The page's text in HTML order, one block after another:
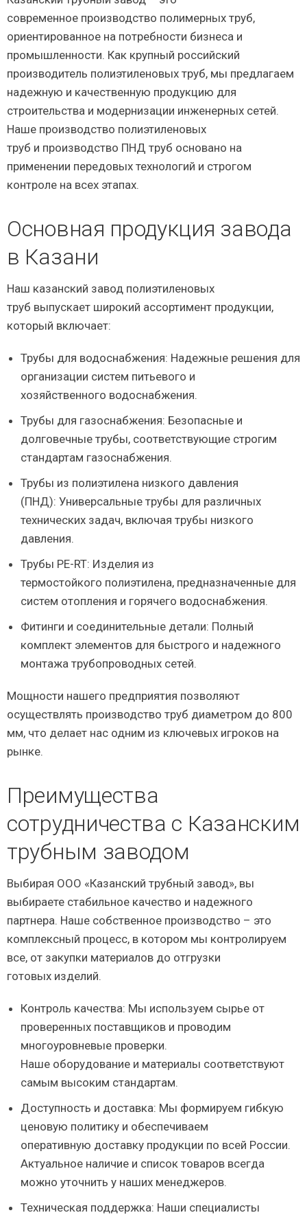
современное производство полимерных труб,
ориентированное на потребности бизнеса и
промышленности. Как крупный российский
производитель полиэтиленовых труб, мы предлагаем
надежную и качественную продукцию для
строительства и модернизации инженерных сетей.
Наше производство полиэтиленовых
труб и производство ПНД труб основано на
применении передовых технологий и строгом
контроле на всех этапах.
Основная продукция завода
в Казани
Наш казанский завод полиэтиленовых
труб выпускает широкий ассортимент продукции,
который включает:
Трубы для водоснабжения: Надежные решения для
организации систем питьевого и
хозяйственного водоснабжения.
Трубы для газоснабжения: Безопасные и
долговечные трубы, соответствующие строгим
стандартам газоснабжения.
Трубы из полиэтилена низкого давления
(ПНД): Универсальные трубы для различных
технических задач, включая трубы низкого
давления.
Трубы PE-RT: Изделия из
термостойкого полиэтилена, предназначенные для
систем отопления и горячего водоснабжения.
Фитинги и соединительные детали: Полный
комплект элементов для быстрого и надежного
монтажа трубопроводных сетей.
Мощности нашего предприятия позволяют
осуществлять производство труб диаметром до 800
мм, что делает нас одним из ключевых игроков на
рынке.
Преимущества
сотрудничества с Казанским
трубным заводом
Выбирая ООО «Казанский трубный завод», вы
выбираете стабильное качество и надежного
партнера. Наше собственное производство – это
комплексный процесс, в котором мы контролируем
все, от закупки материалов до отгрузки
готовых изделий.
Контроль качества: Мы используем сырье от
проверенных поставщиков и проводим
многоуровневые проверки.
Наше оборудование и материалы соответствуют
самым высоким стандартам.
Доступность и доставка: Мы формируем гибкую
ценовую политику и обеспечиваем
оперативную доставку продукции по всей России.
Актуальное наличие и список товаров всегда
можно уточнить у наших менеджеров.
Техническая поддержка: Наши специалисты